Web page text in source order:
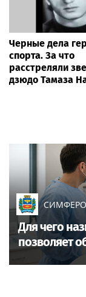
Черные дела
спорта. За что
расстреляли
дзюдо Тамаза
Для чего
позволяет